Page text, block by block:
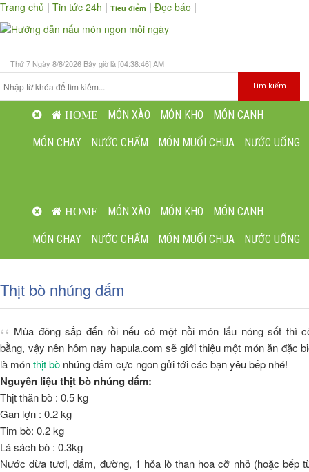
Trang chủ | Tin tức 24h | Tiêu điểm | Đọc báo |
Thứ 7 Ngày 8/8/2026 Bây giờ là [04:38:47] AM
HOME MÓN XÀO MÓN KHO MÓN CANH
MÓN CHAY NƯỚC CHẤM MÓN MUỐI CHUA NƯỚC UỐNG
HOME MÓN XÀO MÓN KHO MÓN CANH
MÓN CHAY NƯỚC CHẤM MÓN MUỐI CHUA NƯỚC UỐNG
Thịt bò nhúng dấm
Mùa đông sắp đến rồi nếu có một nồi món lẩu nóng sốt thì
bằng, vậy nên hôm nay hapula.com sẽ giới thiệu một món ăn đặc
là mónthịt bò nhúng dấm cực ngon gửi tới các bạn yêu bếp nhé!
Nguyên liệu thịt bò nhúng dấm:
Thịt thăn bò : 0.5 kg
Gan lợn : 0.2 kg
Tim bò: 0.2 kg
Lá sách bò : 0.3kg
Nước dừa tươi, dấm, đường, 1 hỏa lò than hoa cỡ nhỏ (hoặc bếp